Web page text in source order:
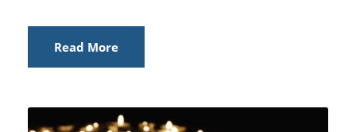
Read More